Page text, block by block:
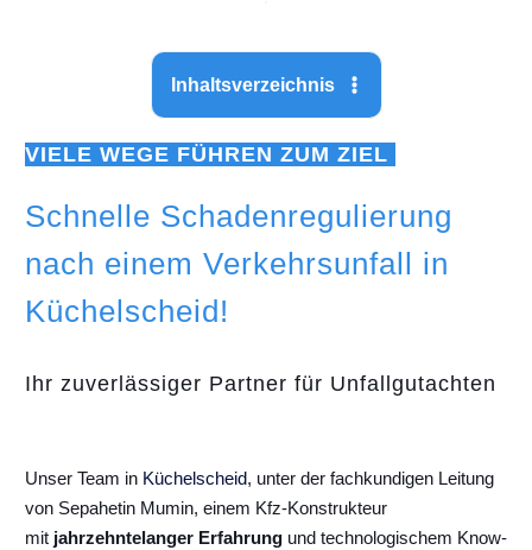
Inhaltsverzeichnis
VIELE WEGE FÜHREN ZUM ZIEL
Schnelle Schadenregulierung
nach einem Verkehrsunfall in
Küchelscheid!
Ihr zuverlässiger Partner für Unfallgutachten
Unser Team in Küchelscheid, unter der fachkundigen Leitung
von Sepahetin Mumin, einem Kfz-Konstrukteur
mit jahrzehntelanger Erfahrung und technologischem Know-